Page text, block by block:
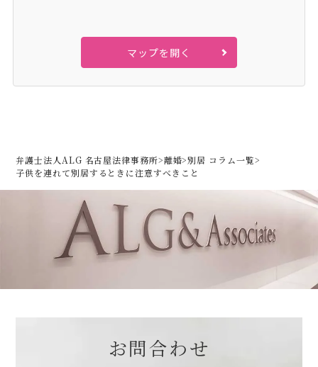
マップを開く
弁護士法人ALG 名古屋法律事務所>離婚>別居 コラム一覧>
子供を連れて別居するときに注意すべきこと
お問合わせ